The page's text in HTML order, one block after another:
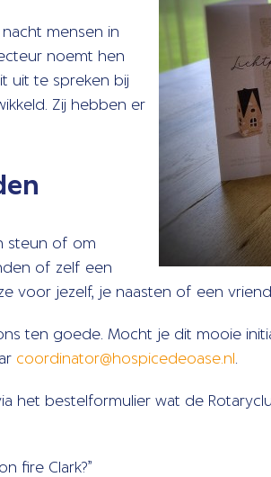
mensen in
noemt hen
uit te spreken bij
Zij hebben er
steun of om
of zelf een
voor jezelf, je naasten of een
ten goede. Mocht je dit mooie
coordinator@hospicedeoase.nl
het bestelformulier wat de
fire Clark?”